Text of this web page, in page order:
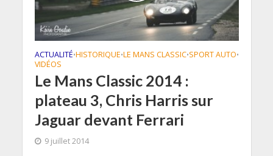
ACTUALITÉ•HISTORIQUE•LE MANS CLASSIC•SPORT AUTO•
VIDÉOS
Le Mans Classic 2014 :
plateau 3, Chris Harris sur
Jaguar devant Ferrari
9 juillet 2014